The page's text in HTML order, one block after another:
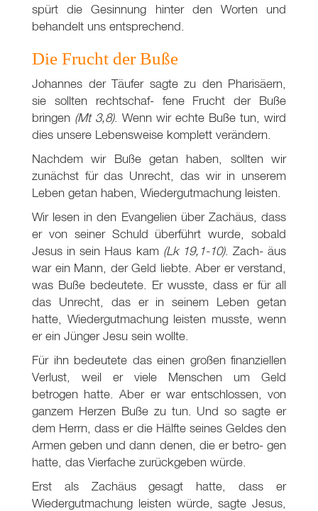
spürt die Gesinnung hinter den Worten und
behandelt uns entsprechend.
Die Frucht der Buße
Johannes der Täufer sagte zu den Pharisäern,
sie sollten rechtschaf- fene Frucht der Buße
bringen (Mt 3,8). Wenn wir echte Buße tun, wird
dies unsere Lebensweise komplett verändern.
Nachdem wir Buße getan haben, sollten wir
zunächst für das Unrecht, das wir in unserem
Leben getan haben, Wiedergutmachung leisten.
Wir lesen in den Evangelien über Zachäus, dass
er von seiner Schuld überführt wurde, sobald
Jesus in sein Haus kam (Lk 19,1-10). Zach- äus
war ein Mann, der Geld liebte. Aber er verstand,
was Buße bedeutete. Er wusste, dass er für all
das Unrecht, das er in seinem Leben getan
hatte, Wiedergutmachung leisten musste, wenn
er ein Jünger Jesu sein wollte.
Für ihn bedeutete das einen großen finanziellen
Verlust, weil er viele Menschen um Geld
betrogen hatte. Aber er war entschlossen, von
ganzem Herzen Buße zu tun. Und so sagte er
dem Herrn, dass er die Hälfte seines Geldes den
Armen geben und dann denen, die er betro- gen
hatte, das Vierfache zurückgeben würde.
Erst als Zachäus gesagt hatte, dass er
Wiedergutmachung leisten würde, sagte Jesus,